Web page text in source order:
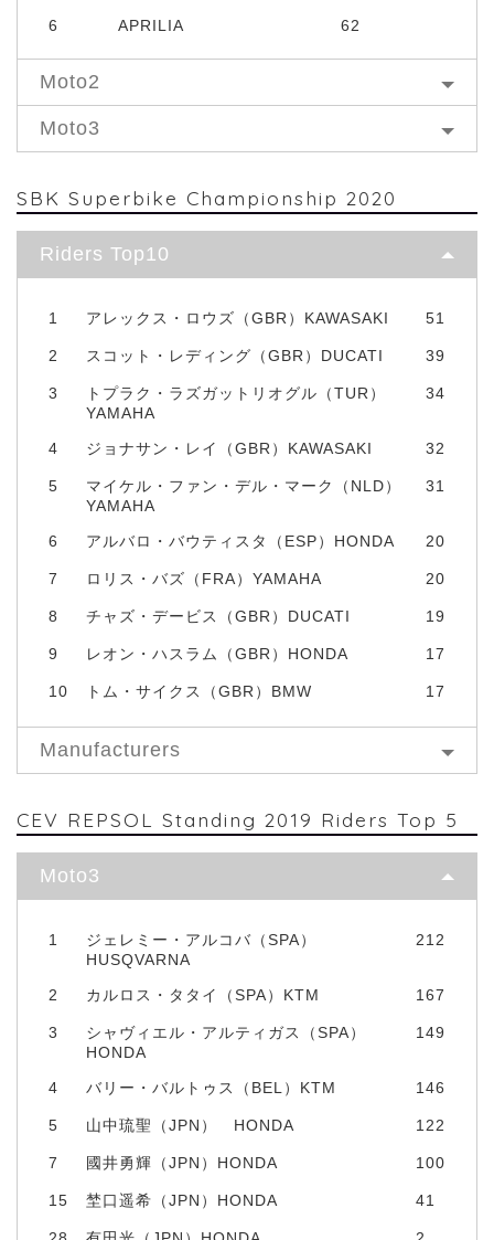
6
APRILIA 62
Moto2
Moto3
SBK Superbike Championship 2020
Riders Top10
1 アレックス・ロウズ（GBR）KAWASAKI 51
2 スコット・レディング（GBR）DUCATI 39
3
トプラク・ラズガットリオグル（TUR）
YAMAHA
34
4 ジョナサン・レイ（GBR）KAWASAKI 32
5
マイケル・ファン・デル・マーク（NLD）
YAMAHA
31
6 アルバロ・バウティスタ（ESP）HONDA 20
7 ロリス・バズ（FRA）YAMAHA 20
8 チャズ・デービス（GBR）DUCATI 19
9 レオン・ハスラム（GBR）HONDA 17
10 トム・サイクス（GBR）BMW 17
Manufacturers
CEV REPSOL Standing 2019 Riders Top 5
Moto3
1
ジェレミー・アルコバ（SPA）
HUSQVARNA
212
2 カルロス・タタイ（SPA）KTM 167
3
シャヴィエル・アルティガス（SPA）
HONDA
149
4 バリー・バルトゥス（BEL）KTM 146
5 山中琉聖（JPN） HONDA 122
7 國井勇輝（JPN）HONDA 100
15 埜口遥希（JPN）HONDA 41